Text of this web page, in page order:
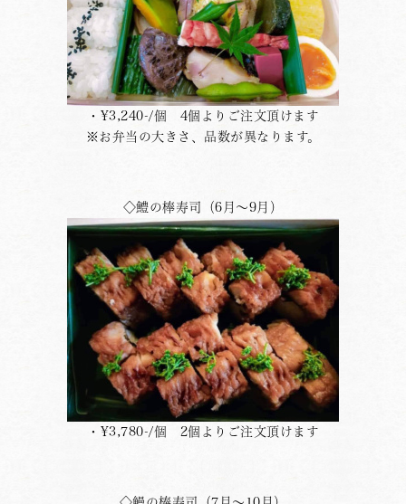
・¥3,240-/個 4個よりご注文頂けます
※お弁当の大きさ、品数が異なります。
◇鱧の棒寿司（6月〜9月）
・¥3,780-/個 2個よりご注文頂けます